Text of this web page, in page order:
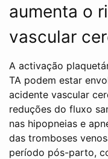
aumenta o
vascular
A activação
TA podem estar
acidente vascular
reduções do fluxo
nas hipopneias e
das tromboses
período pós-parto,